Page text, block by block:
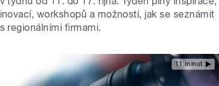
inovací, workshopů a možností, jak se seznámit
s regionálními firmami.
11 minut